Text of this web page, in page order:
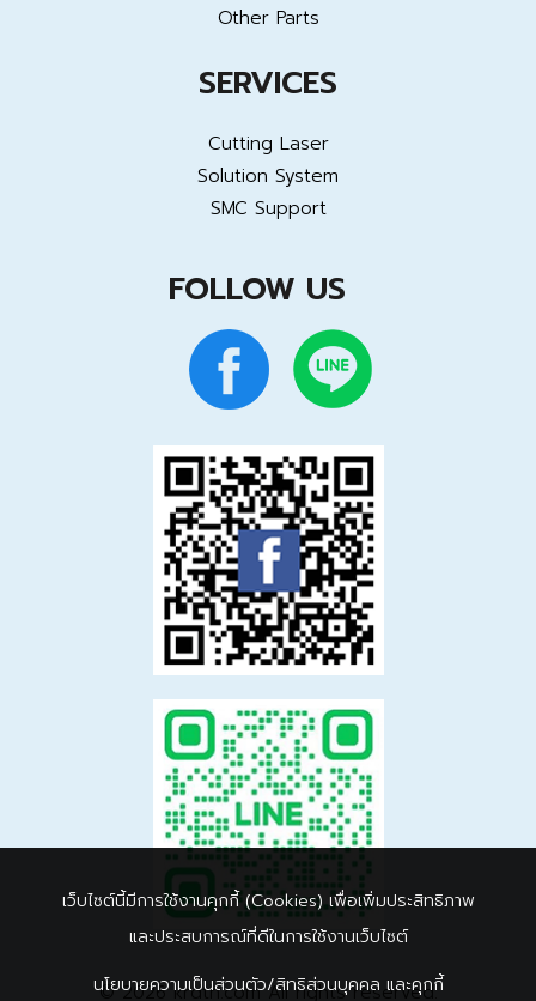
Other Parts
SERVICES
Cutting Laser
Solution System
SMC Support
FOLLOW US
© 2026 krdth.com All rights reserved.
เว็บไซต์นี้มีการใช้งานคุกกี้ (Cookies) เพื่อเพิ่มประสิทธิภาพ
และประสบการณ์ที่ดีในการใช้งานเว็บไซต์
นโยบายความเป็นส่วนตัว/สิทธิส่วนบุคคล และคุกกี้